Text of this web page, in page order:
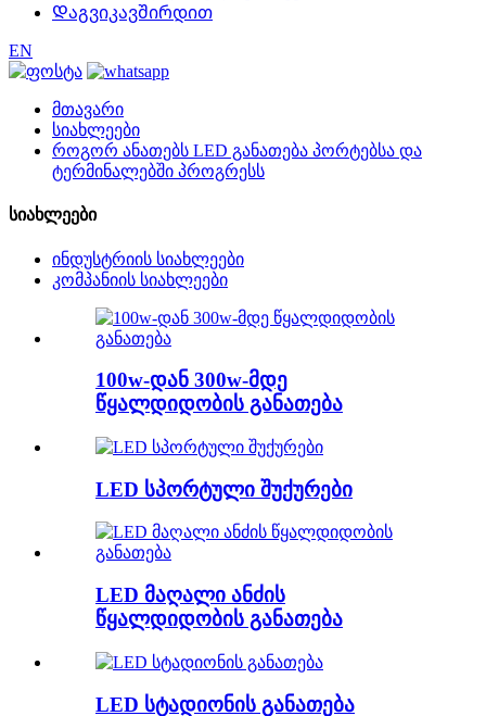
Დაგვიკავშირდით
EN
მთავარი
სიახლეები
როგორ ანათებს LED განათება პორტებსა და
ტერმინალებში პროგრესს
სიახლეები
ინდუსტრიის სიახლეები
კომპანიის სიახლეები
100w-დან 300w-მდე
წყალდიდობის განათება
LED სპორტული შუქურები
LED მაღალი ანძის
წყალდიდობის განათება
LED სტადიონის განათება